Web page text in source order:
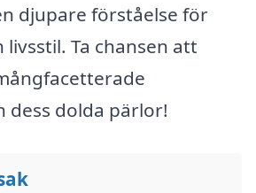
djupare förståelse för
Ta chansen att
dess dolda pärlor!